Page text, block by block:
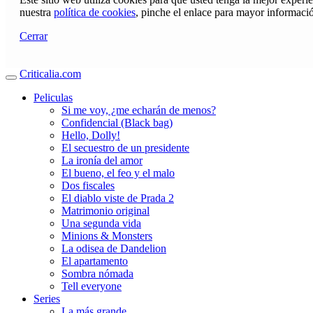
nuestra política de cookies, pinche el enlace para mayor
Cerrar
Criticalia.com
Peliculas
Si me voy, ¿me echarán de menos?
Confidencial (Black bag)
Hello, Dolly!
El secuestro de un presidente
La ironía del amor
El bueno, el feo y el malo
Dos fiscales
El diablo viste de Prada 2
Matrimonio original
Una segunda vida
Minions & Monsters
La odisea de Dandelion
El apartamento
Sombra nómada
Tell everyone
Series